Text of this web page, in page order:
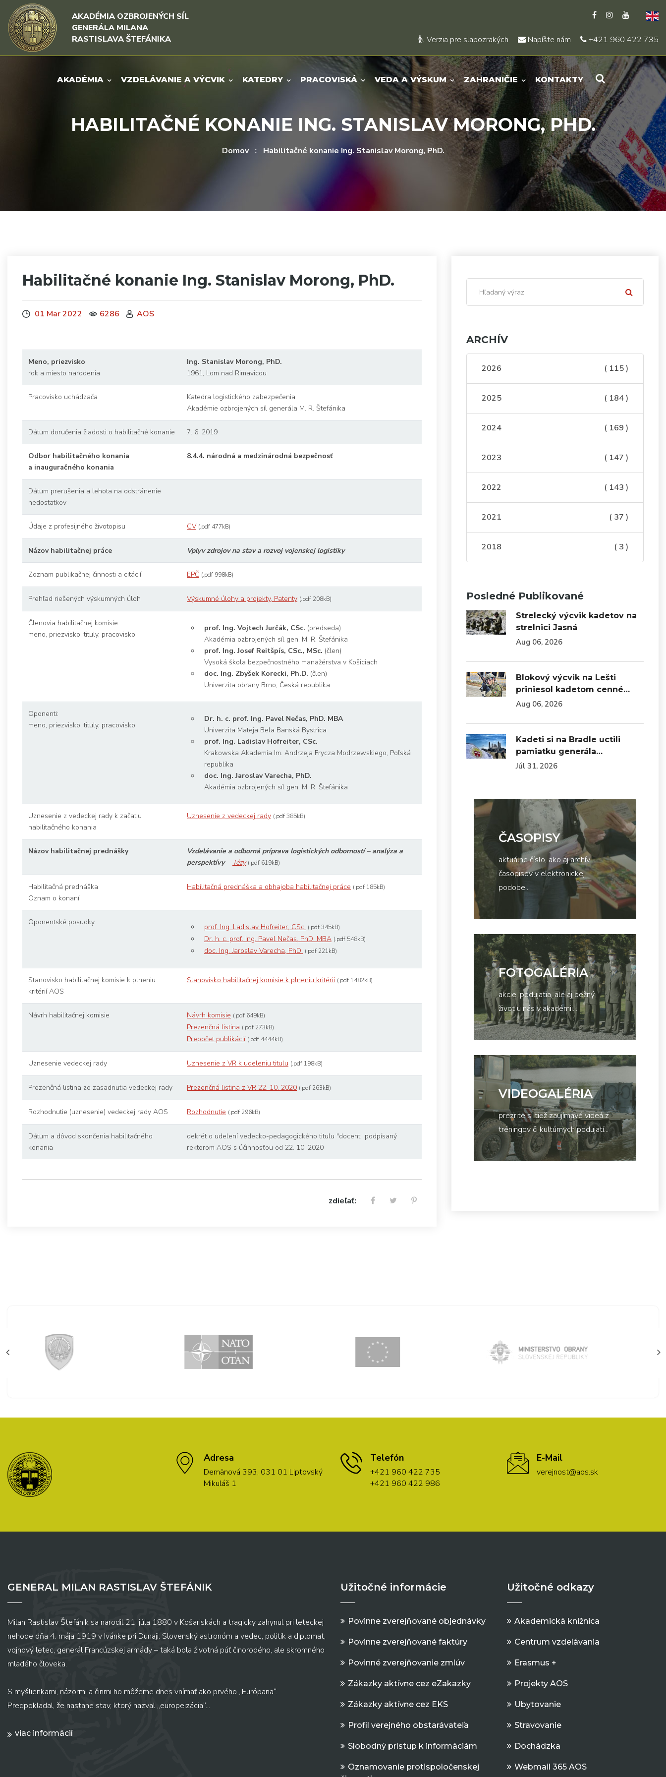
Rovno na obsah
Rovno na menu
AKADÉMIA OZBROJENÝCH SÍL
GENERÁLA MILANA
RASTISLAVA ŠTEFÁNIKA
Verzia pre slabozrakých Napíšte nám +421 960 422 735
AKADÉMIA VZDELÁVANIE A VÝCVIK KATEDRY PRACOVISKÁ VEDA A VÝSKUM ZAHRANIČIE KONTAKTY
HABILITAČNÉ KONANIE ING. STANISLAV MORONG, PHD.
Domov Habilitačné konanie Ing. Stanislav Morong, PhD.
Habilitačné konanie Ing. Stanislav Morong, PhD.
01 Mar 2022 6286 AOS
Meno, priezvisko
rok a miesto narodenia
Ing. Stanislav Morong, PhD.
1961, Lom nad Rimavicou
Pracovisko uchádzača
Katedra logistického zabezpečenia
Akadémie ozbrojených síl generála M. R. Štefánika
Dátum doručenia žiadosti o habilitačné konanie 7. 6. 2019
Odbor habilitačného konania
a inauguračného konania
8.4.4. národná a medzinárodná bezpečnosť
Dátum prerušenia a lehota na odstránenie
nedostatkov
Údaje z profesijného životopisu CV (.pdf 477kB)
Názov habilitačnej práce Vplyv zdrojov na stav a rozvoj vojenskej logistiky
Zoznam publikačnej činnosti a citácií EPČ (.pdf 998kB)
Prehľad riešených výskumných úloh Výskumné úlohy a projekty, Patenty (.pdf 208kB)
Členovia habilitačnej komisie:
meno, priezvisko, tituly, pracovisko
prof. Ing. Vojtech Jurčák, CSc. (predseda)
Akadémia ozbrojených síl gen. M. R. Štefánika
prof. Ing. Josef Reitšpís, CSc., MSc. (člen)
Vysoká škola bezpečnostného manažérstva v Košiciach
doc. Ing. Zbyšek Korecki, Ph.D. (člen)
Univerzita obrany Brno, Česká republika
Oponenti:
meno, priezvisko, tituly, pracovisko
Dr. h. c. prof. Ing. Pavel Nečas, PhD. MBA
Univerzita Mateja Bela Banská Bystrica
prof. Ing. Ladislav Hofreiter, CSc.
Krakowska Akademia Im. Andrzeja Frycza Modrzewskiego, Poľská
republika
doc. Ing. Jaroslav Varecha, PhD.
Akadémia ozbrojených síl gen. M. R. Štefánika
Uznesenie z vedeckej rady k začatiu
habilitačného konania
Uznesenie z vedeckej rady (.pdf 385kB)
Názov habilitačnej prednášky
Vzdelávanie a odborná príprava logistických odborností – analýza a
perspektívy
Tézy (.pdf 619kB)
Habilitačná prednáška
Oznam o konaní
Habilitačná prednáška a obhajoba habilitačnej práce (.pdf 185kB)
Oponentské posudky
prof. Ing. Ladislav Hofreiter, CSc. (.pdf 345kB)
Dr. h. c. prof. Ing. Pavel Nečas, PhD. MBA (.pdf 548kB)
doc. Ing. Jaroslav Varecha, PhD. (.pdf 221kB)
Stanovisko habilitačnej komisie k plneniu
kritérií AOS
Stanovisko habilitačnej komisie k plneniu kritérií (.pdf 1482kB)
Návrh habilitačnej komisie Návrh komisie (.pdf 649kB)
Prezenčná listina (.pdf 273kB)
Prepočet publikácií (.pdf 4444kB)
Uznesenie vedeckej rady Uznesenie z VR k udeleniu titulu (.pdf 198kB)
Prezenčná listina zo zasadnutia vedeckej rady Prezenčná listina z VR 22. 10. 2020 (.pdf 263kB)
Rozhodnutie (uznesenie) vedeckej rady AOS Rozhodnutie (.pdf 296kB)
Dátum a dôvod skončenia habilitačného
konania
dekrét o udelení vedecko-pedagogického titulu "docent" podpísaný
rektorom AOS s účinnosťou od 22. 10. 2020
zdieľať:
ARCHÍV
2026 ( 115 )
2025 ( 184 )
2024 ( 169 )
2023 ( 147 )
2022 ( 143 )
2021 ( 37 )
2018 ( 3 )
Posledné Publikované
Strelecký výcvik kadetov na
strelnici Jasná
Aug 06, 2026
Blokový výcvik na Lešti
priniesol kadetom cenné…
Aug 06, 2026
Kadeti si na Bradle uctili
pamiatku generála…
Júl 31, 2026
ČASOPISY
aktuálne číslo, ako aj archív
časopisov v elektronickej
podobe...
FOTOGALÉRIA
akcie, podujatia, ale aj bežný
život u nás v akadémii...
VIDEOGALÉRIA
prezrite si tiež zaujímavé videá z
tréningov či kultúrnych podujatí...
Adresa
Demänová 393, 031 01 Liptovský
Mikuláš 1
Telefón
+421 960 422 735
+421 960 422 986
E-Mail
verejnost@aos.sk
GENERAL MILAN RASTISLAV ŠTEFÁNIK
Milan Rastislav Štefánik sa narodil 21. júla 1880 v Košariskách a tragicky zahynul pri leteckej
nehode dňa 4. mája 1919 v Ivánke pri Dunaji. Slovenský astronóm a vedec, politik a diplomat,
vojnový letec, generál Francúzskej armády – taká bola životná púť činorodého, ale skromného
mladého človeka.
S myšlienkami, názormi a činmi ho môžeme dnes vnímať ako prvého „Európana“.
Predpokladal, že nastane stav, ktorý nazval „europeizácia“...
viac informácií
Užitočné informácie
Povinne zverejňované objednávky
Povinne zverejňované faktúry
Povinné zverejňovanie zmlúv
Zákazky aktívne cez eZakazky
Zákazky aktívne cez EKS
Profil verejného obstarávateľa
Slobodný prístup k informáciám
Oznamovanie protispoločenskej
Užitočné odkazy
Akademická knižnica
Centrum vzdelávania
Erasmus +
Projekty AOS
Ubytovanie
Stravovanie
Dochádzka
Webmail 365 AOS